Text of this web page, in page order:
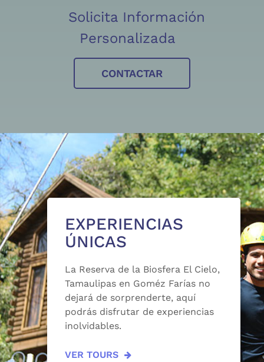
Solicita Información
Personalizada
CONTACTAR
EXPERIENCIAS
ÚNICAS
La Reserva de la Biosfera El Cielo,
Tamaulipas en Goméz Farías no
dejará de sorprenderte, aquí
podrás disfrutar de experiencias
inolvidables.
VER TOURS